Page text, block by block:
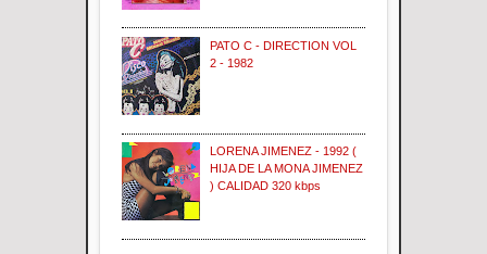
PATO C - DIRECTION VOL
2 - 1982
LORENA JIMENEZ - 1992 (
HIJA DE LA MONA JIMENEZ
) CALIDAD 320 kbps